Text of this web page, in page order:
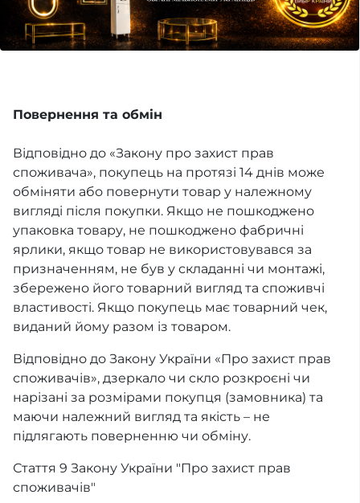
Повернення та обмін
Відповідно до «Закону про захист прав
споживача», покупець на протязі 14 днів може
обміняти або повернути товар у належному
вигляді після покупки. Якщо не пошкоджено
упаковка товару, не пошкоджено фабричні
ярлики, якщо товар не використовувався за
призначенням, не був у складанні чи монтажі,
збережено його товарний вигляд та споживчі
властивості. Якщо покупець має товарний чек,
виданий йому разом із товаром.
Відповідно до Закону України «Про захист прав
споживачів», дзеркало чи скло розкроєні чи
нарізані за розмірами покупця (замовника) та
маючи належний вигляд та якість – не
підлягають поверненню чи обміну.
Стаття 9 Закону України "Про захист прав
споживачів"